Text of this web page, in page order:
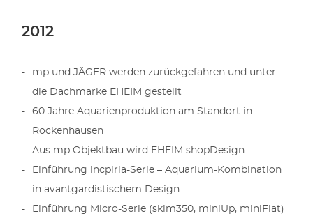
2012
mp und JÄGER werden zurückgefahren und unter
die Dachmarke EHEIM gestellt
60 Jahre Aquarienproduktion am Standort in
Rockenhausen
Aus mp Objektbau wird EHEIM shopDesign
Einführung incpiria-Serie – Aquarium-Kombination
in avantgardistischem Design
Einführung Micro-Serie (skim350, miniUp, miniFlat)